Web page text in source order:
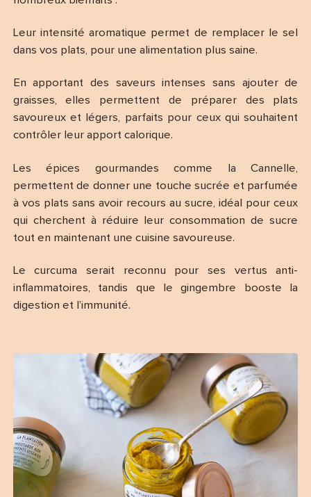
Leur intensité aromatique permet de remplacer le sel
dans vos plats, pour une alimentation plus saine.
En apportant des saveurs intenses sans ajouter de
graisses, elles permettent de préparer des plats
savoureux et légers, parfaits pour ceux qui souhaitent
contrôler leur apport calorique.
Les épices gourmandes comme la Cannelle,
permettent de donner une touche sucrée et parfumée
à vos plats sans avoir recours au sucre, idéal pour ceux
qui cherchent à réduire leur consommation de sucre
tout en maintenant une cuisine savoureuse.
Le curcuma serait reconnu pour ses vertus anti-
inflammatoires, tandis que le gingembre booste la
digestion et l’immunité.